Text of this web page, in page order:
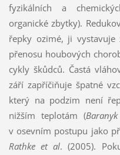
fyzikálních a
organické zbytky).
řepky ozimé, ji
přenosu houbových
cykly škůdců. Častá
září zapříčiňuje špatné
který na podzim není
nižším teplotám (
v osevním postupu jako
Rathke et al. (2005).